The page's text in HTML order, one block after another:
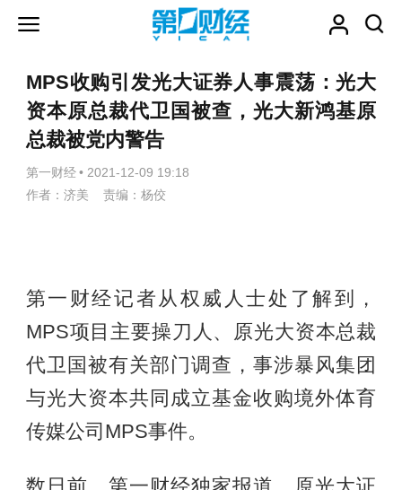
MPS收购引发光大证券人事震荡：光大
资本原总裁代卫国被查，光大新鸿基原
总裁被党内警告
第一财经 • 2021-12-09 19:18
作者：济美 责编：杨佼
第一财经记者从权威人士处了解到，
MPS项目主要操刀人、原光大资本总裁
代卫国被有关部门调查，事涉暴风集团
与光大资本共同成立基金收购境外体育
传媒公司MPS事件。